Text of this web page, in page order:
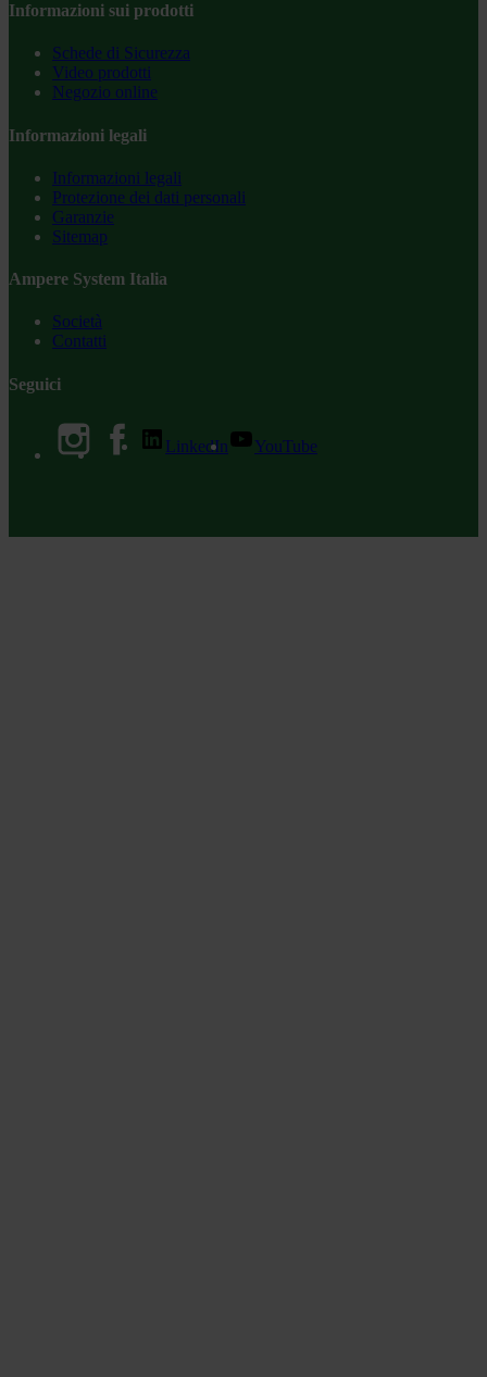
Informazioni sui prodotti
Schede di Sicurezza
Video prodotti
Negozio online
Informazioni legali
Informazioni legali
Protezione dei dati personali
Garanzie
Sitemap
Ampere System Italia
Società
Contatti
Seguici
LinkedIn YouTube